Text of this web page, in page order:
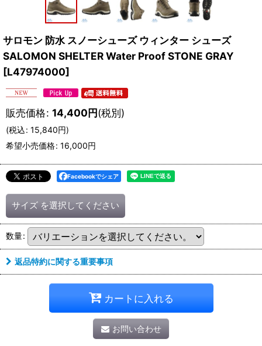
サロモン 防水 スノーシューズ ウィンター シューズ
SALOMON SHELTER Water Proof STONE GRAY
[L47974000]
販売価格: 14,400円(税別)
(税込: 15,840円)
希望小売価格: 16,000円
Facebookでシェア
サイズ を選択してください
数量:
返品特約に関する重要事項
カートに入れる
お問い合わせ